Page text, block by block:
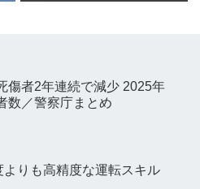
傷者2年連続で減少 2025年
数／警察庁まとめ
りも高精度な運転スキル